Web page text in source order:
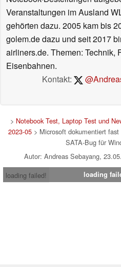
Veranstaltungen im Ausland
gehörten dazu. 2005 kam bis
golem.de dazu und seit 2017
airliners.de. Themen: Technik,
Eisenbahnen.
Kontakt:
> Notebook Test, Laptop Test und
2023-05> Microsoft dokumentiert fast
SATA-Bug für
Autor: Andreas Sebayang,
loading failed!
loading